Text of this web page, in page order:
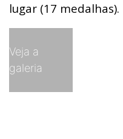
lugar (17 medalhas).
Veja a
galeria